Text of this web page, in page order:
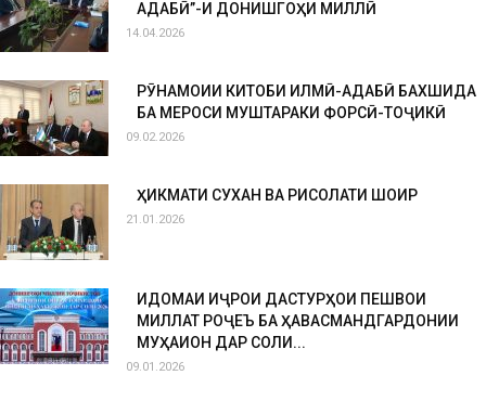
АДАБӢ”-И ДОНИШГОҲИ МИЛЛӢ
14.04.2026
РӮНАМОИИ КИТОБИ ИЛМӢ-АДАБӢ БАХШИДА
БА МЕРОСИ МУШТАРАКИ ФОРСӢ-ТОҶИКӢ
09.02.2026
ҲИКМАТИ СУХАН ВА РИСОЛАТИ ШОИР
21.01.2026
ИДОМАИ ИҶРОИ ДАСТУРҲОИ ПЕШВОИ
МИЛЛАТ РОҶЕЪ БА ҲАВАСМАНДГАРДОНИИ
МУҲАҚҚИҚОН ДАР СОЛИ...
09.01.2026